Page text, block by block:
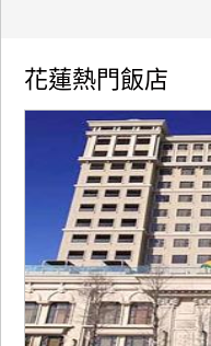
商
品
花蓮熱門飯店